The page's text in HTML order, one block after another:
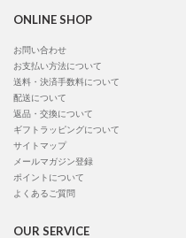
ONLINE SHOP
お問い合わせ
お支払い方法について
送料・決済手数料について
配送について
返品・交換について
ギフトラッピングについて
サイトマップ
メールマガジン登録
ポイントについて
よくあるご質問
OUR SERVICE